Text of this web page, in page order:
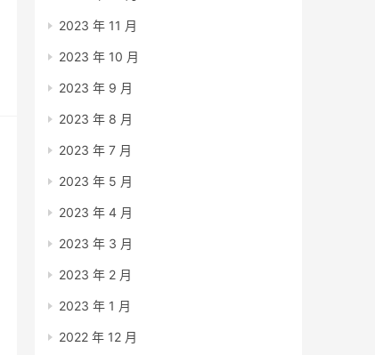
2023 年 11 月
2023 年 10 月
2023 年 9 月
2023 年 8 月
2023 年 7 月
2023 年 5 月
2023 年 4 月
2023 年 3 月
2023 年 2 月
2023 年 1 月
2022 年 12 月